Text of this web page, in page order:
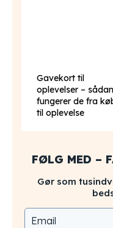
Gavekort til
oplevelser – sådan
fungerer de fra
til oplevelse
FØLG MED –
Gør som